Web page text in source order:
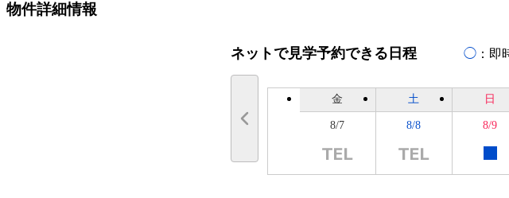
物件詳細情報
ネットで見学予約できる日程 ◯：即
金
8/7
土
8/8
日
8/9